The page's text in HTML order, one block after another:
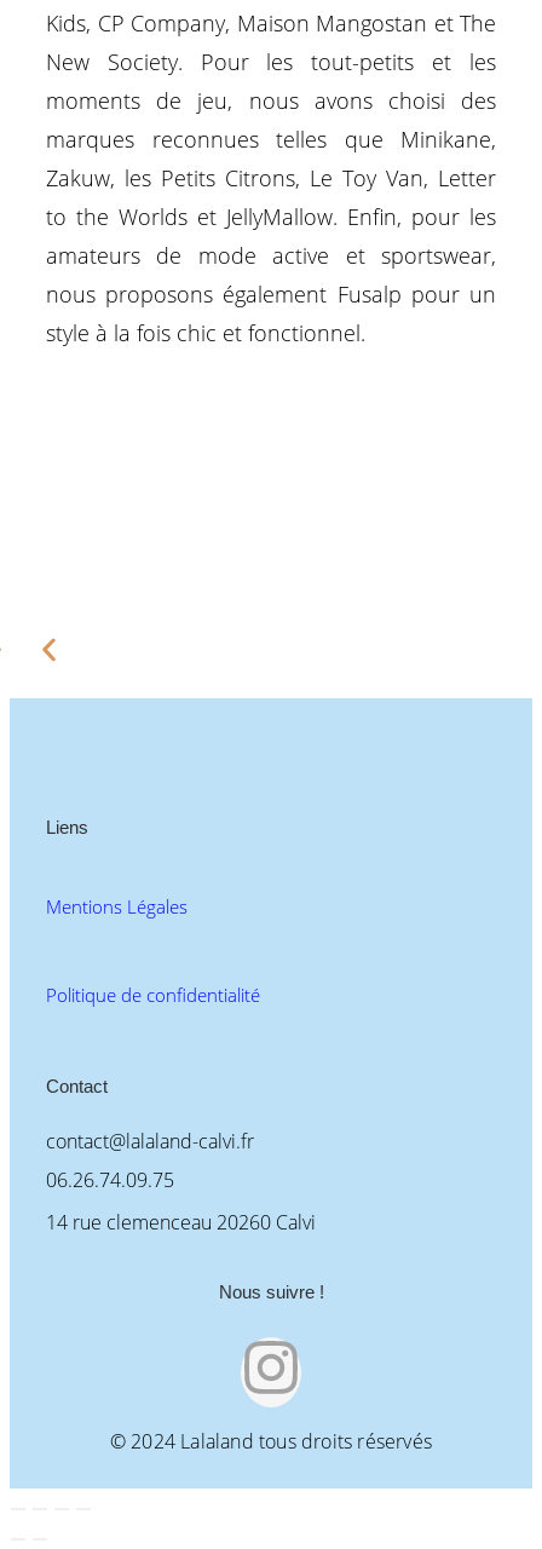
Kids, CP Company, Maison Mangostan et The
New Society. Pour les tout-petits et les
moments de jeu, nous avons choisi des
marques reconnues telles que Minikane,
Zakuw, les Petits Citrons, Le Toy Van, Letter
to the Worlds et JellyMallow. Enfin, pour les
amateurs de mode active et sportswear,
nous proposons également Fusalp pour un
style à la fois chic et fonctionnel.
Liens
Mentions Légales
Politique de confidentialité
Contact
contact@lalaland-calvi.fr
06.26.74.09.75
14 rue clemenceau 20260 Calvi
Nous suivre !
© 2024 Lalaland tous droits réservés